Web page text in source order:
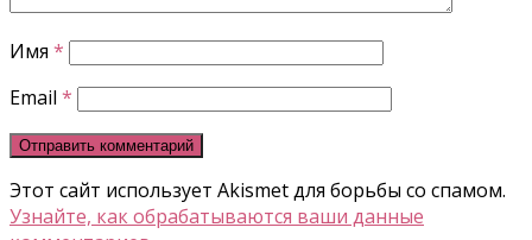
Имя *
Email *
Этот сайт использует Akismet для борьбы со спамом.
Узнайте, как обрабатываются ваши данные